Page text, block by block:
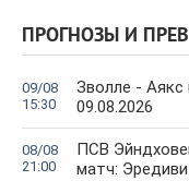
ПРОГНОЗЫ И
09/08
15:30
Зволле - Аякс
09.08.2026
08/08
21:00
ПСВ
матч: